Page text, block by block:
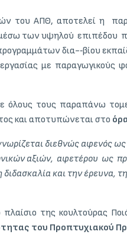
του ΑΠΘ, αποτελεί η
μέσω των υψηλού
δια-­‐βίου
με παραγωγικούς
όλους τους παραπάνω
και αποτυπώνεται στο
διεθνώς αφενός
αξιών, αφετέρου ως
και την έρευνα,
της κουλτούρας
του Προπτυχιακού